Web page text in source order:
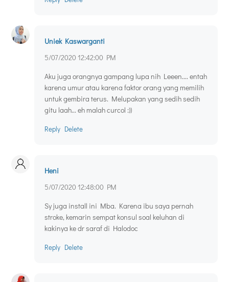
Uniek Kaswarganti
5/07/2020 12:42:00 PM
Aku juga orangnya gampang lupa nih Leeen.... entah
karena umur atau karena faktor orang yang memilih
untuk gembira terus. Melupakan yang sedih sedih
gitu laah... eh malah curcol :))
Reply Delete
Heni
5/07/2020 12:48:00 PM
Sy juga install ini Mba. Karena ibu saya pernah
stroke, kemarin sempat konsul soal keluhan di
kakinya ke dr saraf di Halodoc
Reply Delete